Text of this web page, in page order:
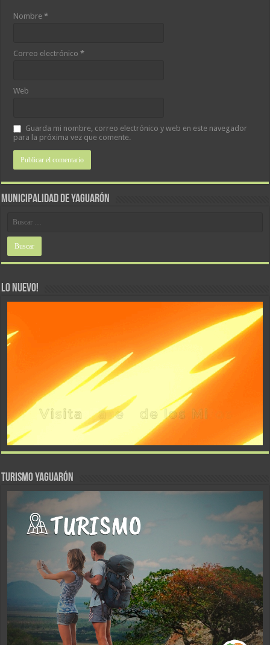
Nombre*
Correo electrónico*
Web
Guarda mi nombre, correo electrónico y web en este navegador
para la próxima vez que comente.
MUNICIPALIDAD DE YAGUARÓN
LO NUEVO!
TURISMO YAGUARÓN